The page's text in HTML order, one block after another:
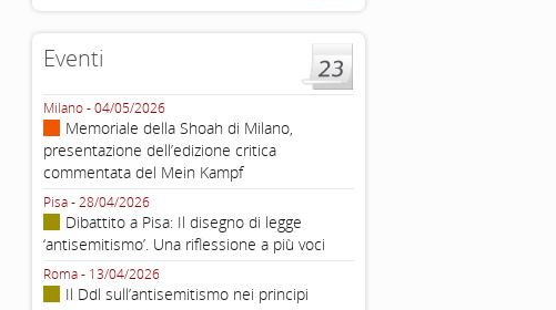
Eventi
Milano - 04/05/2026
Memoriale della Shoah di Milano,
presentazione dell’edizione critica
commentata del Mein Kampf
Pisa - 28/04/2026
Dibattito a Pisa: Il disegno di legge
‘antisemitismo’. Una riflessione a più voci
Roma - 13/04/2026
Il Ddl sull’antisemitismo nei principi